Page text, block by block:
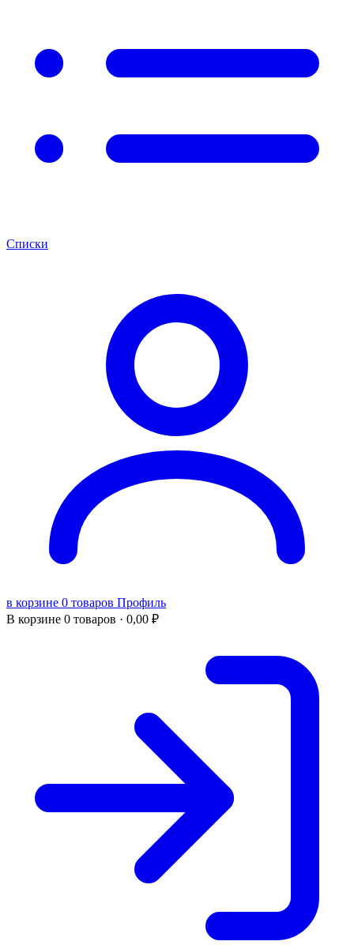
Списки
в корзине 0 товаров Профиль
В корзине 0 товаров · 0,00 ₽